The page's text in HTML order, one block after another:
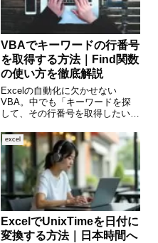
VBAでキーワードの行番号
を取得する方法｜Find関数
の使い方を徹底解説
Excelの自動化に欠かせない
VBA。中でも「キーワードを探
して、その行番号を取得したい」
ば、リストの中から特定の値を見
つけて処理をしたい、データの整
合性をチェックしたいときなどに
便利です。本記事では、VBAの
excel
ExcelでUnixTimeを日付に
変換する方法｜日本時間へ